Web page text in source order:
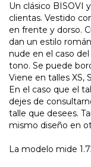
Un clásico BISOVI
clientas. Vestido
en frente y dorso.
dan un estilo
nude en el caso
tono. Se puede
Viene en talles XS,
En el caso que el
dejes de
talle que desees.
mismo diseño en
La modelo mide